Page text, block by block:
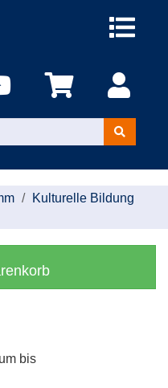
Menü
Kurse
suchen
Kulturelle Bildung
bis